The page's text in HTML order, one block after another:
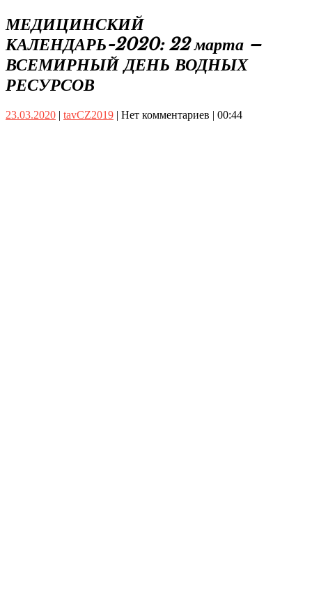
Close
Button
МЕДИЦИНСКИЙ
КАЛЕНДАРЬ-2020: 22 марта –
ВСЕМИРНЫЙ ДЕНЬ ВОДНЫХ
РЕСУРСОВ
23.03.202023.03.2020
| tavCZ2019tavCZ2019
| Нет комментариев | 00:44